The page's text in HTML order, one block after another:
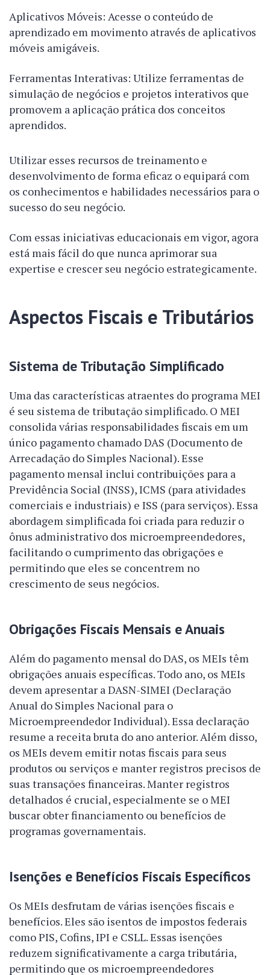
Aplicativos Móveis: Acesse o conteúdo de
aprendizado em movimento através de aplicativos
móveis amigáveis.
Ferramentas Interativas: Utilize ferramentas de
simulação de negócios e projetos interativos que
promovem a aplicação prática dos conceitos
aprendidos.
Utilizar esses recursos de treinamento e
desenvolvimento de forma eficaz o equipará com
os conhecimentos e habilidades necessários para o
sucesso do seu negócio.
Com essas iniciativas educacionais em vigor, agora
está mais fácil do que nunca aprimorar sua
expertise e crescer seu negócio estrategicamente.
Aspectos Fiscais e Tributários
Sistema de Tributação Simplificado
Uma das características atraentes do programa MEI
é seu sistema de tributação simplificado. O MEI
consolida várias responsabilidades fiscais em um
único pagamento chamado DAS (Documento de
Arrecadação do Simples Nacional). Esse
pagamento mensal inclui contribuições para a
Previdência Social (INSS), ICMS (para atividades
comerciais e industriais) e ISS (para serviços). Essa
abordagem simplificada foi criada para reduzir o
ônus administrativo dos microempreendedores,
facilitando o cumprimento das obrigações e
permitindo que eles se concentrem no
crescimento de seus negócios.
Obrigações Fiscais Mensais e Anuais
Além do pagamento mensal do DAS, os MEIs têm
obrigações anuais específicas. Todo ano, os MEIs
devem apresentar a DASN-SIMEI (Declaração
Anual do Simples Nacional para o
Microempreendedor Individual). Essa declaração
resume a receita bruta do ano anterior. Além disso,
os MEIs devem emitir notas fiscais para seus
produtos ou serviços e manter registros precisos de
suas transações financeiras. Manter registros
detalhados é crucial, especialmente se o MEI
buscar obter financiamento ou benefícios de
programas governamentais.
Isenções e Benefícios Fiscais Específicos
Os MEIs desfrutam de várias isenções fiscais e
benefícios. Eles são isentos de impostos federais
como PIS, Cofins, IPI e CSLL. Essas isenções
reduzem significativamente a carga tributária,
permitindo que os microempreendedores